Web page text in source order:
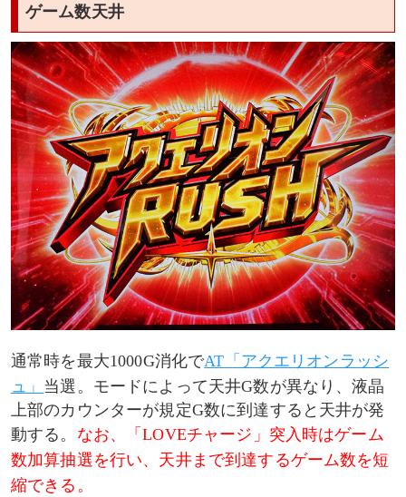
ゲーム数天井
通常時を最大1000G消化でAT「アクエリオンラッシ
ュ」 当選。モードによって天井G数が異なり、液晶
上部のカウンターが規定G数に到達すると天井が発
動する。 なお、「LOVEチャージ」突入時はゲーム
数加算抽選を行い、天井まで到達するゲーム数を短
縮できる。